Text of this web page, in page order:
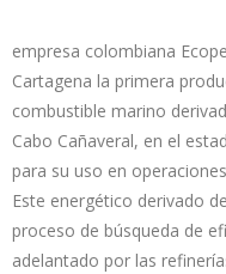
empresa colombiana
Cartagena la primera
combustible marino
Cabo Cañaveral, en el
para su uso en
Este energético derivado
proceso de búsqueda de
adelantado por las